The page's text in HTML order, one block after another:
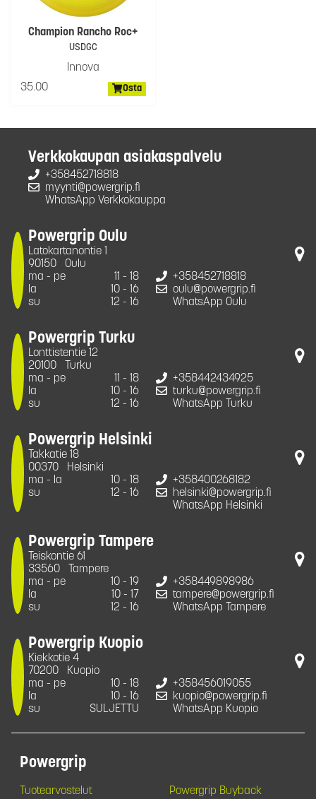
Champion Rancho Roc+
USDGC
Innova
35.00
Osta
Verkkokaupan asiakaspalvelu
+358452718818
myynti@powergrip.fi
WhatsApp Verkkokauppa
Powergrip Oulu
Latokartanontie 1
90150
Oulu
ma - pe
11 - 18
la
10 - 16
su
12 - 16
+358452718818
oulu@powergrip.fi
WhatsApp Oulu
Powergrip Turku
Lonttistentie 12
20100
Turku
ma - pe
11 - 18
la
10 - 16
su
12 - 16
+358442434925
turku@powergrip.fi
WhatsApp Turku
Powergrip Helsinki
Takkatie 18
00370
Helsinki
ma - la
10 - 18
su
12 - 16
+358400268182
helsinki@powergrip.fi
WhatsApp Helsinki
Powergrip Tampere
Teiskontie 61
33560
Tampere
ma - pe
10 - 19
la
10 - 17
su
12 - 16
+358449898986
tampere@powergrip.fi
WhatsApp Tampere
Powergrip Kuopio
Kiekkotie 4
70200
Kuopio
ma - pe
10 - 18
la
10 - 16
su
SULJETTU
+358456019055
kuopio@powergrip.fi
WhatsApp Kuopio
Powergrip
Tuotearvostelut Powergrip Buyback